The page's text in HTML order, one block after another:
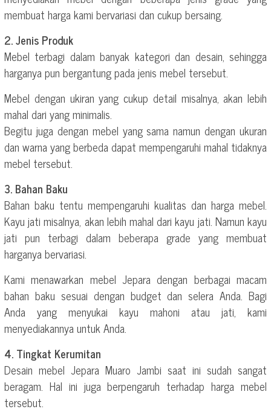
membuat harga kami bervariasi dan cukup bersaing.
2. Jenis Produk
Mebel terbagi dalam banyak kategori dan desain, sehingga
harganya pun bergantung pada jenis mebel tersebut.
Mebel dengan ukiran yang cukup detail misalnya, akan lebih
mahal dari yang minimalis.
Begitu juga dengan mebel yang sama namun dengan ukuran
dan warna yang berbeda dapat mempengaruhi mahal tidaknya
mebel tersebut.
3. Bahan Baku
Bahan baku tentu mempengaruhi kualitas dan harga mebel.
Kayu jati misalnya, akan lebih mahal dari kayu jati. Namun kayu
jati pun terbagi dalam beberapa grade yang membuat
harganya bervariasi.
Kami menawarkan mebel Jepara dengan berbagai macam
bahan baku sesuai dengan budget dan selera Anda. Bagi
Anda yang menyukai kayu mahoni atau jati, kami
menyediakannya untuk Anda.
4. Tingkat Kerumitan
Desain mebel Jepara Muaro Jambi saat ini sudah sangat
beragam. Hal ini juga berpengaruh terhadap harga mebel
tersebut.